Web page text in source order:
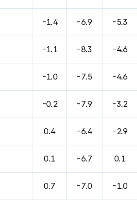
-1.4 -6.9 -5.3
-1.1 -8.3 -4.6
-1.0 -7.5 -4.6
-0.2 -7.9 -3.2
0.4 -6.4 -2.9
0.1 -6.7 0.1
0.7 -7.0 -1.0